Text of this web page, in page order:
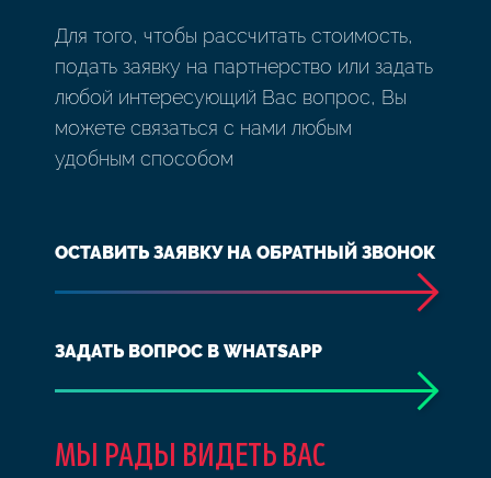
Для того, чтобы рассчитать стоимость,
подать заявку на партнерство или задать
любой интересующий Вас вопрос, Вы
можете связаться с нами любым
удобным способом
ОСТАВИТЬ ЗАЯВКУ НА ОБРАТНЫЙ ЗВОНОК
ЗАДАТЬ ВОПРОС В WHATSAPP
МЫ РАДЫ ВИДЕТЬ ВАС